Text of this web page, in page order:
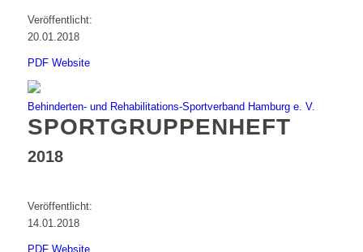
Veröffentlicht:
20.01.2018
PDF Website
Behinderten- und Rehabilitations-Sportverband Hamburg e. V.
SPORTGRUPPENHEFT
2018
Veröffentlicht:
14.01.2018
PDF Website